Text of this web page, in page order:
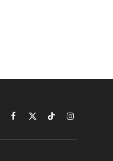
Facebook
X
TikTokInstagram